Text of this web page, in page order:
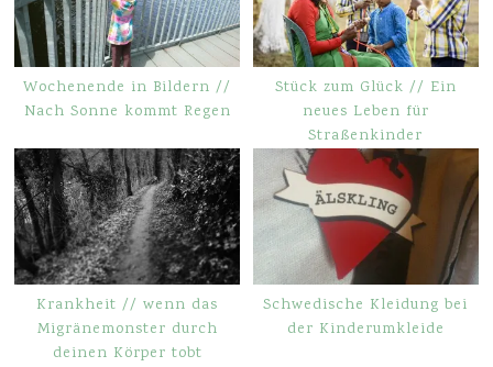
Wochenende in Bildern //
Nach Sonne kommt Regen
Stück zum Glück // Ein
neues Leben für
Straßenkinder
Krankheit // wenn das
Migränemonster durch
deinen Körper tobt
Schwedische Kleidung bei
der Kinderumkleide